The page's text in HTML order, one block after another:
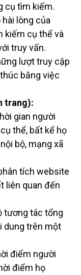
cụ tìm kiếm.
lòng của
kiếm cụ thể và
truy vấn.
lượt truy cập
bằng việc
trang):
gian người
thể, bất kể họ
bộ, mạng xã
tích website
liên quan đến
tương tác tổng
dung trên một
điểm người
điểm họ